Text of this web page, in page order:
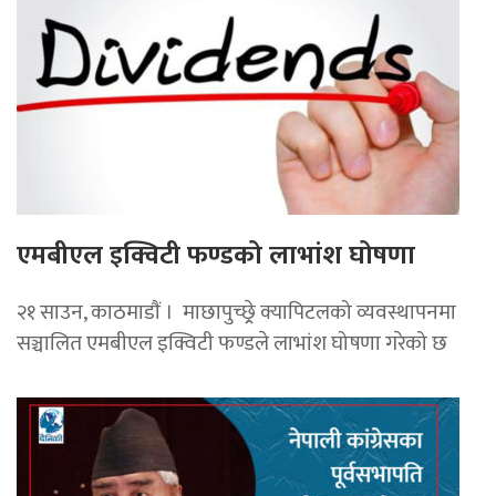
एमबीएल इक्विटी फण्डको लाभांश घोषणा
२१ साउन, काठमाडाैं । माछापुच्छ्र्रे क्यापिटलको व्यवस्थापनमा
सञ्चालित एमबीएल इक्विटी फण्डले लाभांश घोषणा गरेको छ